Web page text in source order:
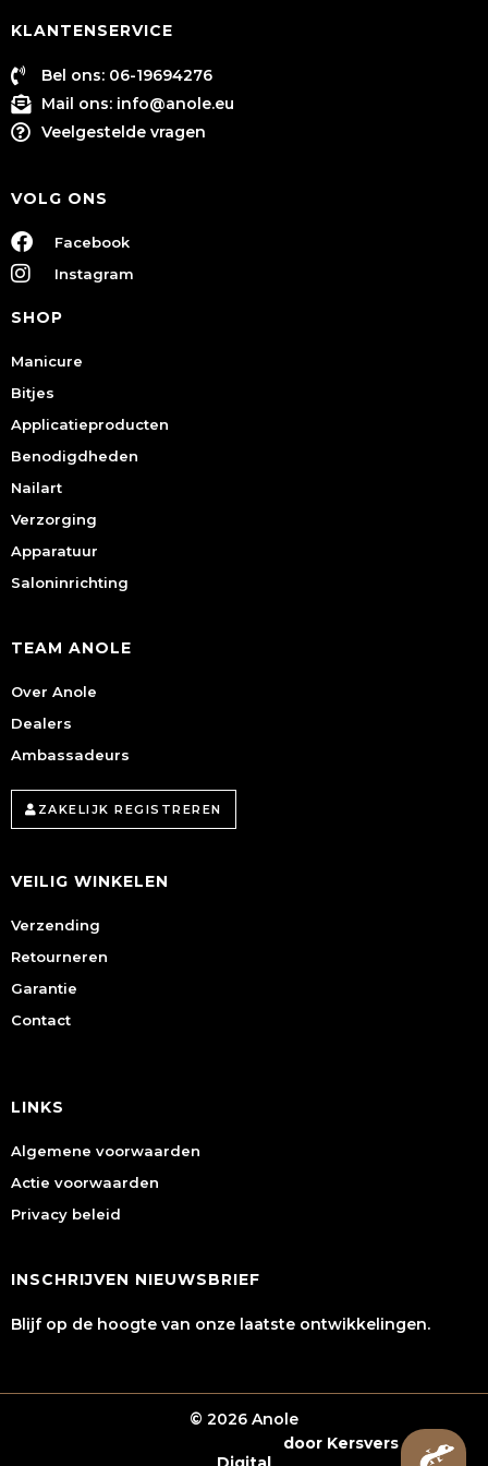
KLANTENSERVICE
Bel ons: 06-19694276
Mail ons: info@anole.eu
Veelgestelde vragen
VOLG ONS
Facebook
Instagram
SHOP
Manicure
Bitjes
Applicatieproducten
Benodigdheden
Nailart
Verzorging
Apparatuur
Saloninrichting
TEAM ANOLE
Over Anole
Dealers
Ambassadeurs
ZAKELIJK REGISTREREN
VEILIG WINKELEN
Verzending
Retourneren
Garantie
Contact
LINKS
Algemene voorwaarden
Actie voorwaarden
Privacy beleid
INSCHRIJVEN NIEUWSBRIEF
Blijf op de hoogte van onze laatste ontwikkelingen.
© 2026 Anole
door Kersvers